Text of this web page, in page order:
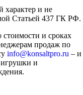
характер и не
Статьей 437 ГК РФ.
и сроках
продаж по
info@konsaltpro.ru – и
игрушки и